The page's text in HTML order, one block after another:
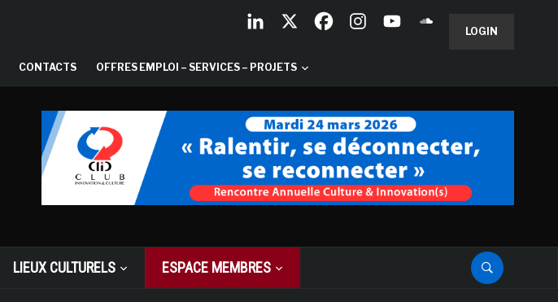
LOGIN
CONTACTS OFFRES EMPLOI – SERVICES – PROJETS
LIEUX CULTURELS ESPACE MEMBRES